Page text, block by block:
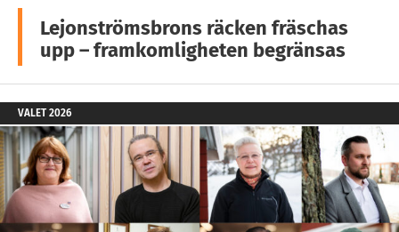
Lejonströmsbrons räcken fräschas
upp – framkomligheten begränsas
VALET 2026